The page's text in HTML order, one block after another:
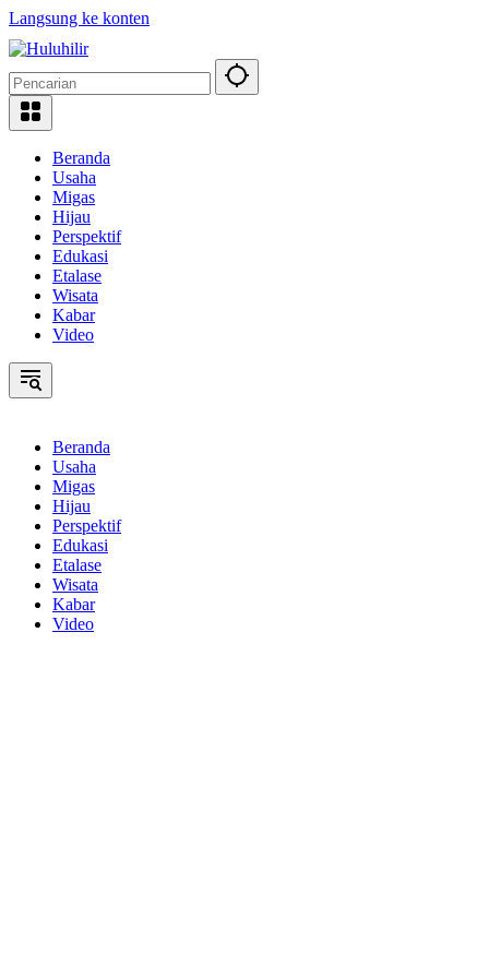
Langsung ke konten
Beranda
Usaha
Migas
Hijau
Perspektif
Edukasi
Etalase
Wisata
Kabar
Video
Beranda
Usaha
Migas
Hijau
Perspektif
Edukasi
Etalase
Wisata
Kabar
Video